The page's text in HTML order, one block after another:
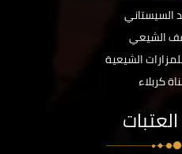
السيستاني
الشيعي
الشيعية
كربلاء